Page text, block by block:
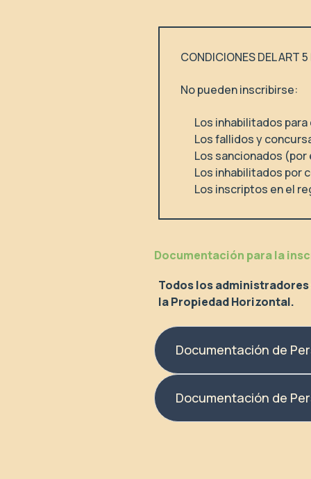
CONDICIONES DEL ART 5
No pueden inscribirse:
Los inhabilitados
Los fallidos y
Los sancionados
Los inhabilitados por
Los inscriptos en el
Documentación para la
Todos los
la Propiedad Horizontal.
Documentación de
Documentación de